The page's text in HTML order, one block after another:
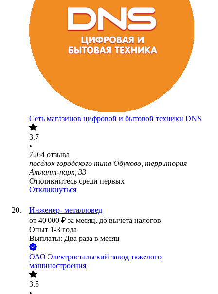
Сеть магазинов цифровой и бытовой техники DNS
3.7
•
7264 отзыва
посёлок городского типа Обухово, территория
Атлант-парк, 33
Откликнитесь среди первых
Откликнуться
Инженер- металловед
от 40 000 ₽ за месяц, до вычета налогов
Опыт 1-3 года
Выплаты: Два раза в месяц
ОАО Электростальский завод тяжелого
машиностроения
3.5